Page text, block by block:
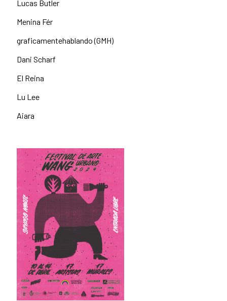
Lucas Butler
Menina Fér
graficamentehablando (GMH)
Dani Scharf
El Reina
Lu Lee
Aiara